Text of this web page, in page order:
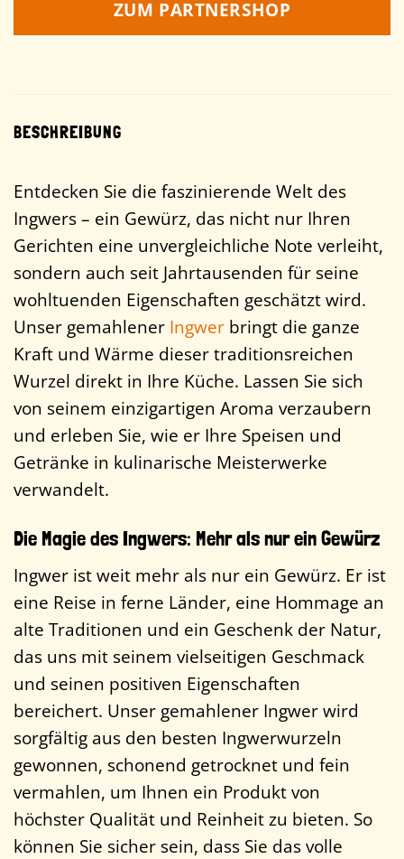
ZUM PARTNERSHOP
BESCHREIBUNG
Entdecken Sie die faszinierende Welt des
Ingwers – ein Gewürz, das nicht nur Ihren
Gerichten eine unvergleichliche Note verleiht,
sondern auch seit Jahrtausenden für seine
wohltuenden Eigenschaften geschätzt wird.
Unser gemahlener Ingwer bringt die ganze
Kraft und Wärme dieser traditionsreichen
Wurzel direkt in Ihre Küche. Lassen Sie sich
von seinem einzigartigen Aroma verzaubern
und erleben Sie, wie er Ihre Speisen und
Getränke in kulinarische Meisterwerke
verwandelt.
Die Magie des Ingwers: Mehr als nur ein Gewürz
Ingwer ist weit mehr als nur ein Gewürz. Er ist
eine Reise in ferne Länder, eine Hommage an
alte Traditionen und ein Geschenk der Natur,
das uns mit seinem vielseitigen Geschmack
und seinen positiven Eigenschaften
bereichert. Unser gemahlener Ingwer wird
sorgfältig aus den besten Ingwerwurzeln
gewonnen, schonend getrocknet und fein
vermahlen, um Ihnen ein Produkt von
höchster Qualität und Reinheit zu bieten. So
können Sie sicher sein, dass Sie das volle